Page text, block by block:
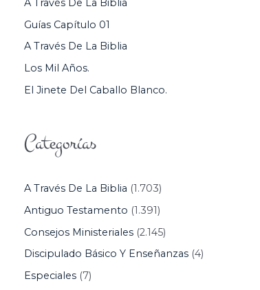
R
:
A Través De La Biblia
Guías Capítulo 01
A Través De La Biblia
Los Mil Años.
El Jinete Del Caballo Blanco.
Categorías
A Través De La Biblia (1.703)
Antiguo Testamento (1.391)
Consejos Ministeriales(2.145)
Discipulado Básico Y Enseñanzas(4)
Especiales(7)